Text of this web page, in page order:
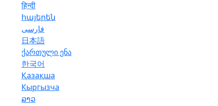
हिन्दी
հայերեն
فارسی
日本語
ქართული ენა
한국어
Қазақша
Кыргызча
ລາວ